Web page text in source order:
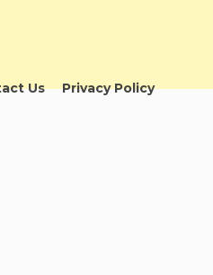
Us Privacy Policy